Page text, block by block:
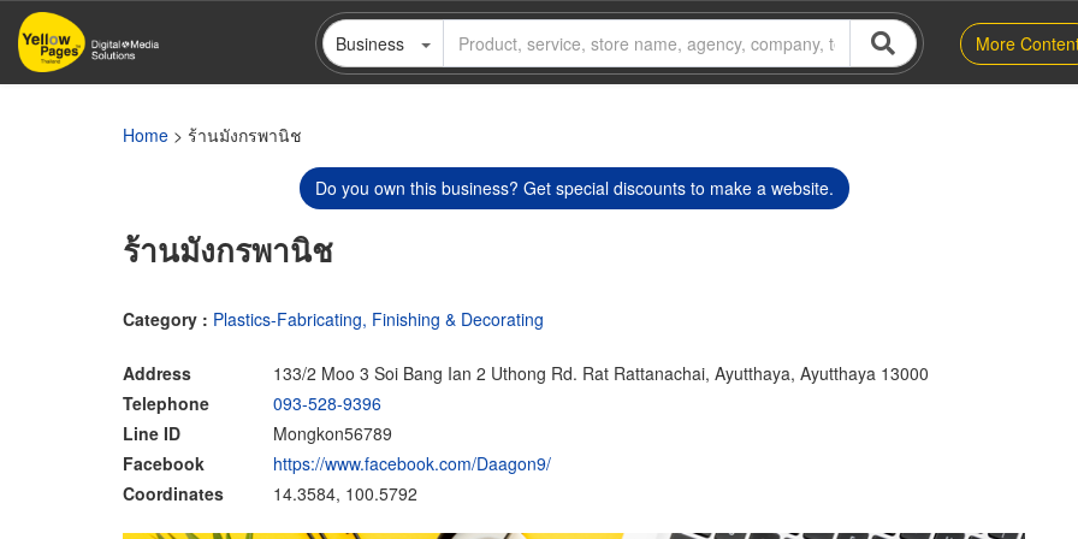
Skip
main
Business More
Home > ร้านมังกรพานิช
Do you own this business? Get special discounts to make a website.
ร้านมังกรพานิช
Category : Plastics-Fabricating, Finishing & Decorating
Address
133/2 Moo 3 Soi Bang Ian 2 Uthong Rd. Rat Rattanachai, Ayutthaya, Ayutthaya 13000
Telephone
093-528-9396
Line ID
Mongkon56789
Facebook
https://www.facebook.com/Daagon9/
Coordinates
14.3584, 100.5792